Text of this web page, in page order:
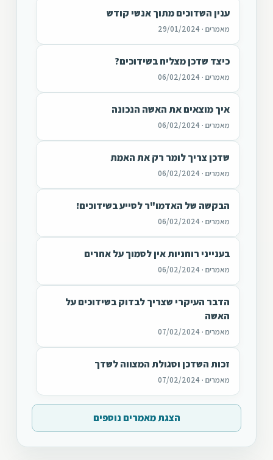
ענין השדוכים מתוך אנשי קודש
מאמרים · 29/01/2024
כיצד שדכן מצליח בשידוכים?
מאמרים · 06/02/2024
איך מוצאים את האשה הנכונה
מאמרים · 06/02/2024
שדכן צריך לומר רק את האמת
מאמרים · 06/02/2024
הבקשה של האדמו"ר לסייע בשידוכים!
מאמרים · 06/02/2024
בענייני רוחניות אין לסמוך על אחרים
מאמרים · 06/02/2024
הדבר העיקרי שצריך לבדוק בשידוכים על
האשה
מאמרים · 07/02/2024
זכות השדכן וסגולת המצווה לשדך
מאמרים · 07/02/2024
הצגת מאמרים נוספים